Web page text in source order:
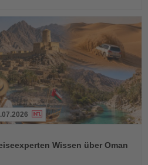
Wissen über Oman